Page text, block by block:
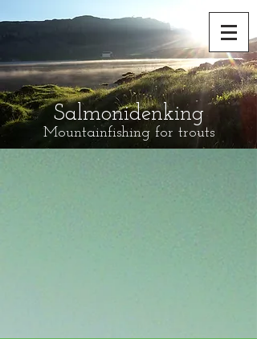
Salmonidenking
Mountainfishing for trouts